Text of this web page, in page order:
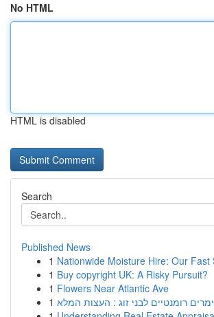
No HTML
HTML is disabled
Search
Published News
1 Nationwide Moisture Hire: Our Fast
1 Buy copyright UK: A Risky Pursuit?
1 Flowers Near Atlantic Ave
1 רומנטיים לבני זוג : העצות המלא